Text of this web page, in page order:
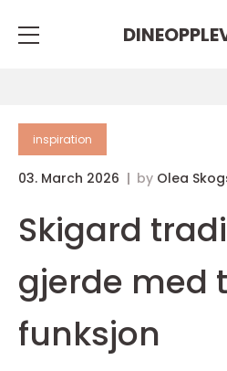
inspiration
03. March 2026 by Olea
Skigard
gjerde med
funksjon